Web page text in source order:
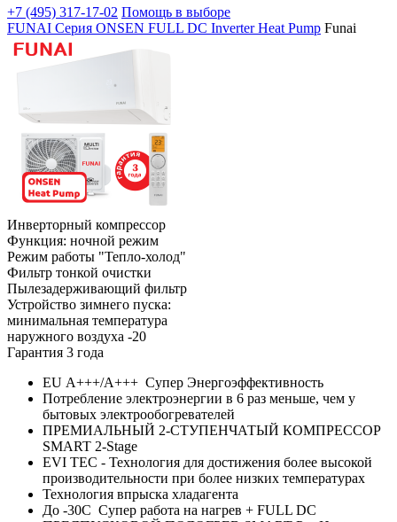
+7 (495) 317-17-02 Помощь в выборе
FUNAI Серия ONSEN FULL DC Inverter Heat Pump Funai
Инверторный компрессор
Функция: ночной режим
Режим работы "Тепло-холод"
Фильтр тонкой очистки
Пылезадерживающий фильтр
Устройство зимнего пуска:
минимальная температура
наружного воздуха -20
Гарантия 3 года
EU А+++/А+++ Супер Энергоэффективность
Потребление электроэнергии в 6 раз меньше, чем у
бытовых электрообогревателей
ПРЕМИАЛЬНЫЙ 2-СТУПЕНЧАТЫЙ КОМПРЕССОР
SMART 2-Stage
EVI TEC - Технология для достижения более высокой
производительности при более низких температурах
Технология впрыска хладагента
До -30С Супер работа на нагрев + FULL DC